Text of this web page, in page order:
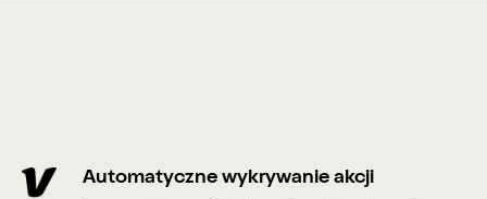
Automatyczne wykrywanie akcji